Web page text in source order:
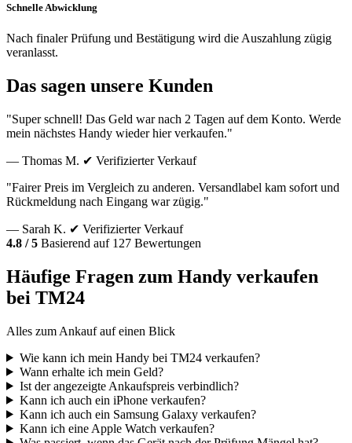
Schnelle Abwicklung
Nach finaler Prüfung und Bestätigung wird die Auszahlung zügig
veranlasst.
Das sagen unsere Kunden
"Super schnell! Das Geld war nach 2 Tagen auf dem Konto. Werde
mein nächstes Handy wieder hier verkaufen."
— Thomas M. ✔ Verifizierter Verkauf
"Fairer Preis im Vergleich zu anderen. Versandlabel kam sofort und
Rückmeldung nach Eingang war zügig."
— Sarah K. ✔ Verifizierter Verkauf
4.8 / 5 Basierend auf 127 Bewertungen
Häufige Fragen zum Handy verkaufen
bei TM24
Alles zum Ankauf auf einen Blick
Wie kann ich mein Handy bei TM24 verkaufen?
Wann erhalte ich mein Geld?
Ist der angezeigte Ankaufspreis verbindlich?
Kann ich auch ein iPhone verkaufen?
Kann ich auch ein Samsung Galaxy verkaufen?
Kann ich eine Apple Watch verkaufen?